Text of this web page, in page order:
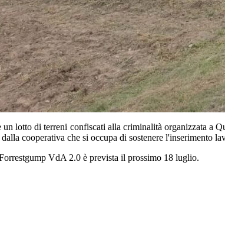
lotto di terreni confiscati alla criminalità organizzata a
cooperativa che si occupa di sostenere l'inserimento
VdA 2.0 è prevista il prossimo 18 luglio.